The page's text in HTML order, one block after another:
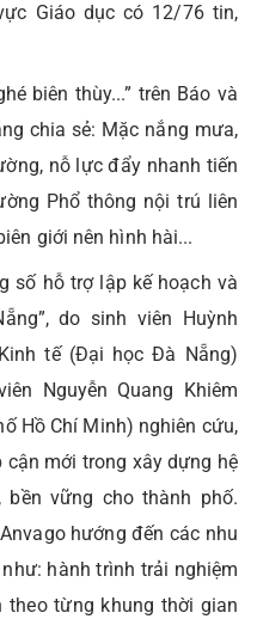
Giáo dục có 12/76 tin,
biên thùy...” trên Báo và
chia sẻ: Mặc nắng mưa,
nỗ lực đẩy nhanh tiến
Phổ thông nội trú liên
giới nên hình hài...
số hỗ trợ lập kế hoạch và
do sinh viên Huỳnh
tế (Đại học Đà Nẵng)
Nguyễn Quang Khiêm
Hồ Chí Minh) nghiên cứu,
mới trong xây dựng hệ
vững cho thành phố.
hướng đến các nhu
hành trình trải nghiệm
từng khung thời gian